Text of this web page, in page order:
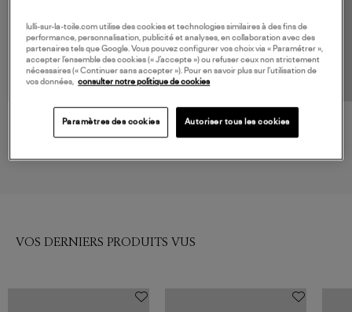
LA NOUVELLE
Top Augustin Noir
ARIZONA LOVE
Tee-Shirt Yoga Long Sleeve
VOS DERNIERS PRODUITS VUS
lulli-sur-la-toile.com utilise des cookies et technologies similaires à des fins de
performance, personnalisation, publicité et analyses, en collaboration avec des
partenaires tels que Google. Vous pouvez configurer vos choix via « Paramétrer »,
accepter l’ensemble des cookies (« J’accepte ») ou refuser ceux non strictement
nécessaires (« Continuer sans accepter »). Pour en savoir plus sur l’utilisation de
vos données, consulter notre politique de cookies
Paramètres des cookies Autoriser tous les cookies